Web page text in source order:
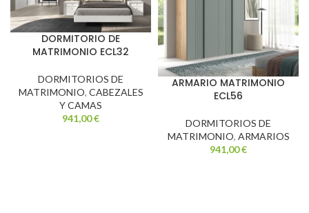
DORMITORIO DE
MATRIMONIO ECL32
DORMITORIOS DE
MATRIMONIO, CABEZALES
Y CAMAS
941,00€
ARMARIO MATRIMONIO
ECL56
DORMITORIOS DE
MATRIMONIO, ARMARIOS
941,00€